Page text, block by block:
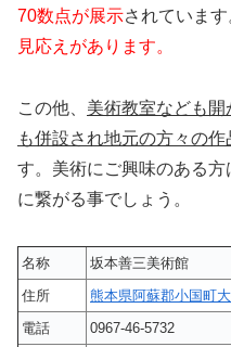
70数点が展示されていま
見応えがあります。
この他、 美術教室なども
も併設され地元の方々の
す。美術にご興味のある
に繋がる事でしょう。
名称
坂本善三美術館
住所
熊本県阿蘇郡小国町
電話
0967-46-5732